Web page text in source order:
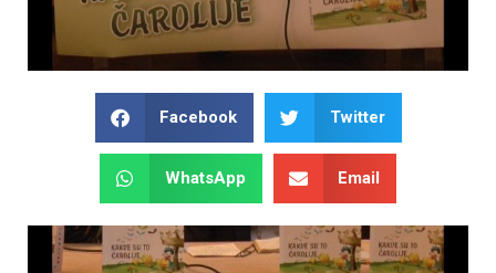
Facebook Twitter
WhatsApp Email